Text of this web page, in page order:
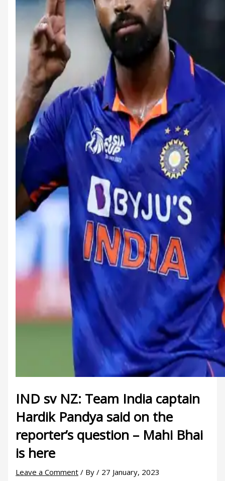
IND sv NZ: Team India captain
Hardik Pandya said on the
reporter’s question – Mahi Bhai
is here
Leave a Comment / By/ 27 January, 2023